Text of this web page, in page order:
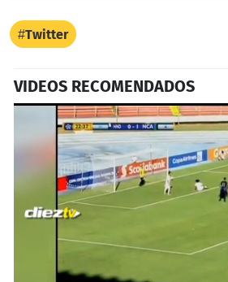
Twitter
VIDEOS RECOMENDADOS